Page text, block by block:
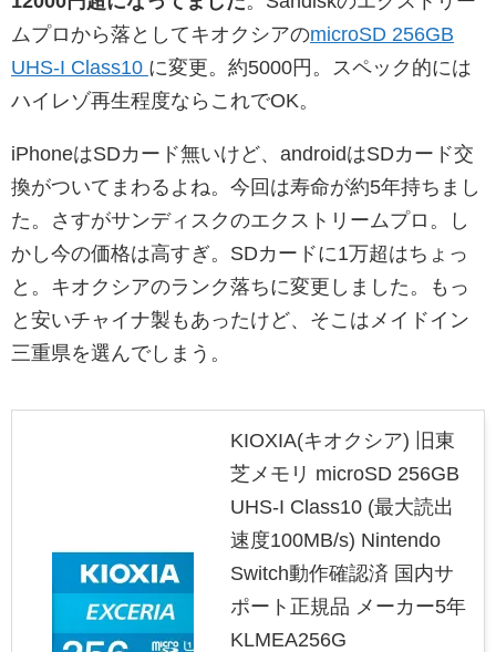
ムプロから落としてキオクシアのmicroSD 256GB
UHS-I Class10 に変更。約5000円。スペック的には
ハイレゾ再生程度ならこれでOK。
iPhoneはSDカード無いけど、androidはSDカード交
換がついてまわるよね。今回は寿命が約5年持ちまし
た。さすがサンディスクのエクストリームプロ。し
かし今の価格は高すぎ。SDカードに1万超はちょっ
と。キオクシアのランク落ちに変更しました。もっ
と安いチャイナ製もあったけど、そこはメイドイン
三重県を選んでしまう。
KIOXIA(キオクシア) 旧東
芝メモリ microSD 256GB
UHS-I Class10 (最大読出
速度100MB/s) Nintendo
Switch動作確認済 国内サ
ポート正規品 メーカー5年
KLMEA256G